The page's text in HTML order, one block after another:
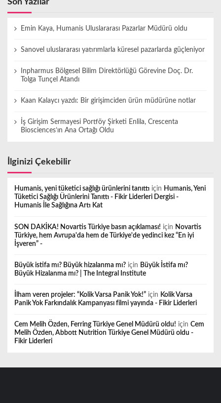
Emin Kaya, Humanis Uluslararası Pazarlar Müdürü oldu
Sanovel uluslararası yatırımlarla küresel pazarlarda güçleniyor
Inpharmus Bölgesel Bilim Direktörlüğü Görevine Doç. Dr.
Tolga Tunçel Atandı
Kaan Kalaycı yazdı: Bir girişimciden ürün müdürüne notlar
İş Girişim Sermayesi Portföy Şirketi Enlila, Crescenta
Biosciences’ın Ana Ortağı Oldu
İlginizi Çekebilir
Humanis, yeni tüketici sağlığı ürünlerini tanıttı için Humanis, Yeni
Tüketici Sağlığı Ürünlerini Tanıttı - Fikir Liderleri Dergisi -
Humanis İle Sağlığına Artı Kat
SON DAKİKA! Novartis Türkiye basın açıklaması! için Novartis
Türkiye, hem Avrupa'da hem de Türkiye'de yedinci kez “En iyi
İşveren” -
Büyük istifa mı? Büyük hizalanma mı? için Büyük İstifa mı?
Büyük Hizalanma mı? | The Integral Institute
İlham veren projeler: “Kolik Varsa Panik Yok!” için Kolik Varsa
Panik Yok Farkındalık Kampanyası filmi yayında - Fikir Liderleri
Cem Melih Özden, Ferring Türkiye Genel Müdürü oldu! için Cem
Melih Özden, Abbott Nutrition Türkiye Genel Müdürü oldu -
Fikir Liderleri